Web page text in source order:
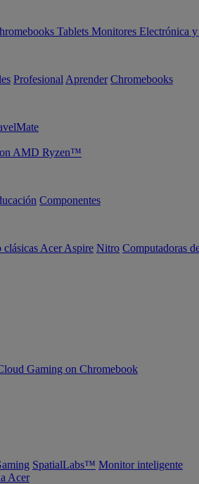
Tablets Monitores Electrónica y
Profesional Aprender Chromebooks
AMD Ryzen™
Componentes
clásicas Acer Aspire Nitro Computadoras
Gaming on Chromebook
SpatialLabs™ Monitor inteligente
Acer